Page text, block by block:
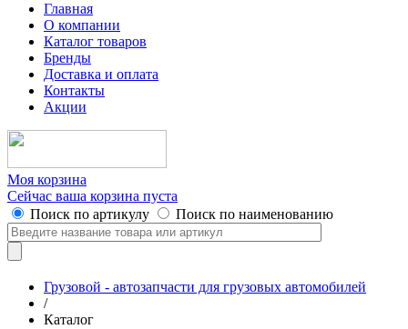
Главная
О компании
Каталог товаров
Бренды
Доставка и оплата
Контакты
Акции
Моя корзина
Сейчас ваша корзина пуста
Поиск по артикулу
Поиск по наименованию
Грузовой - автозапчасти для грузовых автомобилей
/
Каталог